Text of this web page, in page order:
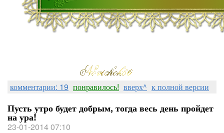
комментарии: 19 понравилось! вверх^ к полной версии
Пусть утро будет добрым, тогда весь день пройдет
на ура!
23-01-2014 07:10